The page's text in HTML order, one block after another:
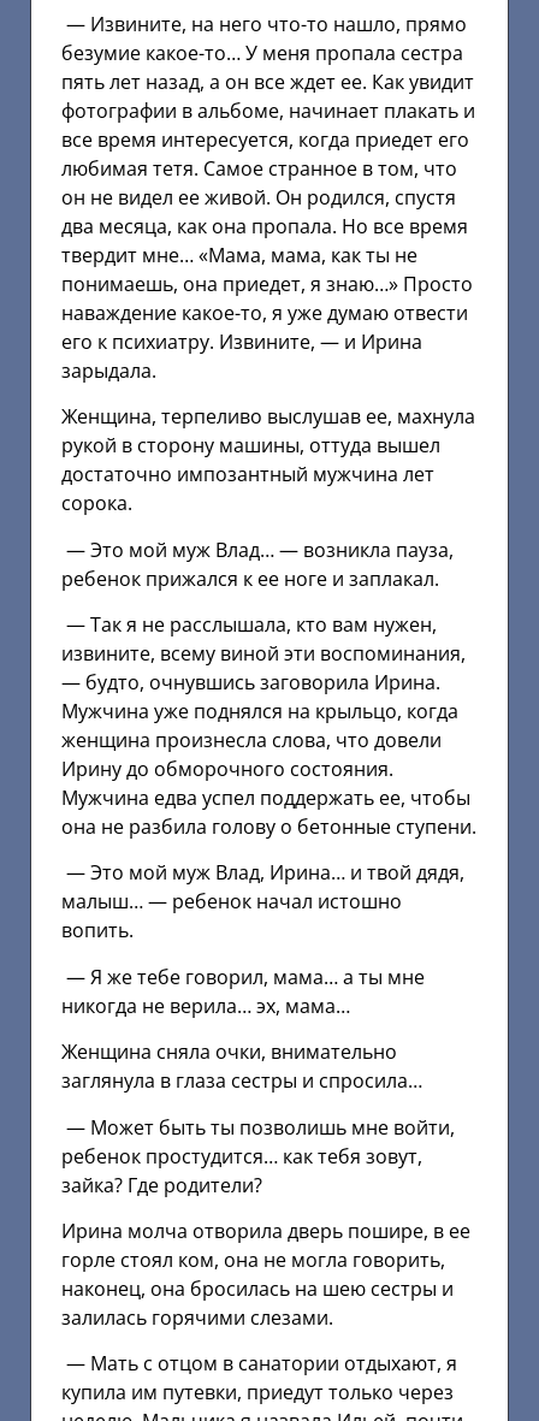
— Извините, на него что-то нашло, прямо
безумие какое-то… У меня пропала сестра
пять лет назад, а он все ждет ее. Как увидит
фотографии в альбоме, начинает плакать и
все время интересуется, когда приедет его
любимая тетя. Самое странное в том, что
он не видел ее живой. Он родился, спустя
два месяца, как она пропала. Но все время
твердит мне… «Мама, мама, как ты не
понимаешь, она приедет, я знаю…» Просто
наваждение какое-то, я уже думаю отвести
его к психиатру. Извините, — и Ирина
зарыдала.
Женщина, терпеливо выслушав ее, махнула
рукой в сторону машины, оттуда вышел
достаточно импозантный мужчина лет
сорока.
— Это мой муж Влад… — возникла пауза,
ребенок прижался к ее ноге и заплакал.
— Так я не расслышала, кто вам нужен,
извините, всему виной эти воспоминания,
— будто, очнувшись заговорила Ирина.
Мужчина уже поднялся на крыльцо, когда
женщина произнесла слова, что довели
Ирину до обморочного состояния.
Мужчина едва успел поддержать ее, чтобы
она не разбила голову о бетонные ступени.
— Это мой муж Влад, Ирина… и твой дядя,
малыш… — ребенок начал истошно
вопить.
— Я же тебе говорил, мама… а ты мне
никогда не верила… эх, мама…
Женщина сняла очки, внимательно
заглянула в глаза сестры и спросила…
— Может быть ты позволишь мне войти,
ребенок простудится… как тебя зовут,
зайка? Где родители?
Ирина молча отворила дверь пошире, в ее
горле стоял ком, она не могла говорить,
наконец, она бросилась на шею сестры и
залилась горячими слезами.
— Мать с отцом в санатории отдыхают, я
купила им путевки, приедут только через